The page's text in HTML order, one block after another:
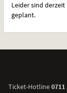
Leider sind
geplant.
Ticket-Hotline0711